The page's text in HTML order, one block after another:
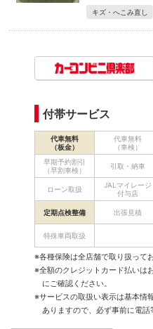
キズ・へこみ直し
付帯サービス
代車無料
（板金）
代車無料
（車検）
早期予約割引
（早割車検）
引取・納車
ローン取扱
JALマイレージ
付与店
定期点検整備 出張見積
特殊車両取扱
※各種保険は全店舗で取り扱って
※全額のクレジットカード払いは
にご確認ください。
※サービスの取扱い表示は基本情
ありますので、必ず事前に電話